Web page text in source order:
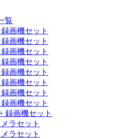
覧
画機セット
画機セット
画機セット
画機セット
画機セット
画機セット
画機セット
画機セット
録画機セット
ラセット
ラセット